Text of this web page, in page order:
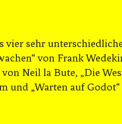
vier sehr
von Frank
Neil la Bute, „Die
und „Warten auf